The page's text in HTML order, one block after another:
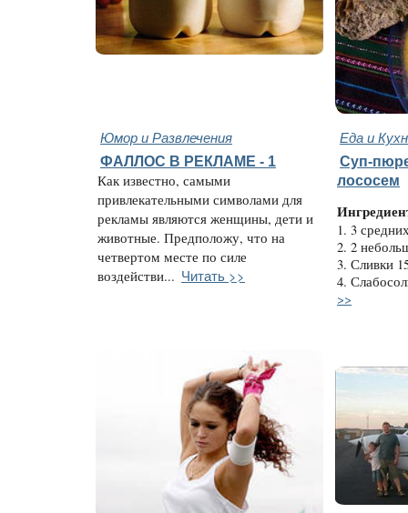
Юмор и Развлечения Еда и
ФАЛЛОС В РЕКЛАМЕ - 1
Как известно, самыми
привлекательными символами для
рекламы являются женщины, дети и
животные. Предположу, что на
четвертом месте по силе
воздействи... Читать >>
Суп-
лососем
1. 3
2. 2
3. Сливки
4.
>>